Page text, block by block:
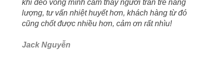
khi đeo vòng mình cảm thấy người tràn trề năng
lượng, tư vấn nhiệt huyết hơn, khách hàng từ đó
cũng chốt được nhiều hơn, cảm ơn rất nhìu!
Jack Nguyễn